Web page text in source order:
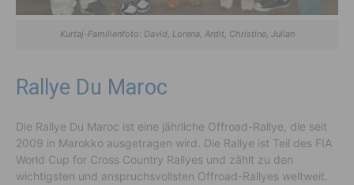
Kurtaj-Familienfoto: David, Lorena, Ardit, Christine, Julian
Rallye Du Maroc
Die Rallye Du Maroc ist eine jährliche Offroad-Rallye, die seit
2009 in Marokko ausgetragen wird. Die Rallye ist Teil des FIA
World Cup for Cross Country Rallyes und zählt zu den
wichtigsten und anspruchsvollsten Offroad-Rallyes weltweit.